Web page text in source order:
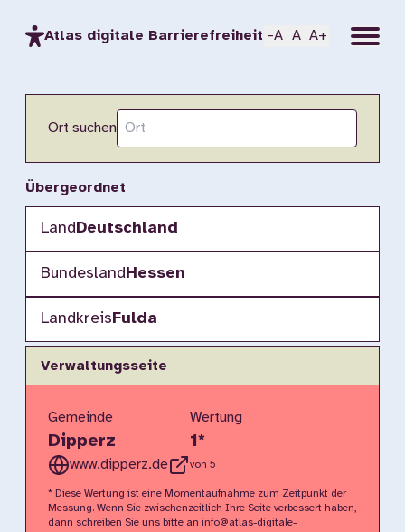
Atlas digitale Barrierefreiheit -A A A+ Menu
Ort suchen
Übergeordnet
LandDeutschland
BundeslandHessen
LandkreisFulda
Verwaltungsseite
Gemeinde
Dipperz
www.dipperz.de
Wertung
1*
von 5
* Diese Wertung ist eine Momentaufnahme zum Zeitpunkt der
Messung. Wenn Sie zwischenzeitlich Ihre Seite verbessert haben,
dann schreiben Sie uns bitte an info@atlas-digitale-